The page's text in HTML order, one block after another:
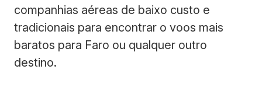
companhias aéreas de baixo custo e
tradicionais para encontrar o voos mais
baratos para Faro ou qualquer outro
destino.